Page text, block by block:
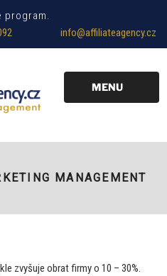
program.
info@affiliateagency.cz
MENU
MANAGEMENT
zvyšuje obrat firmy o 10 – 30%.